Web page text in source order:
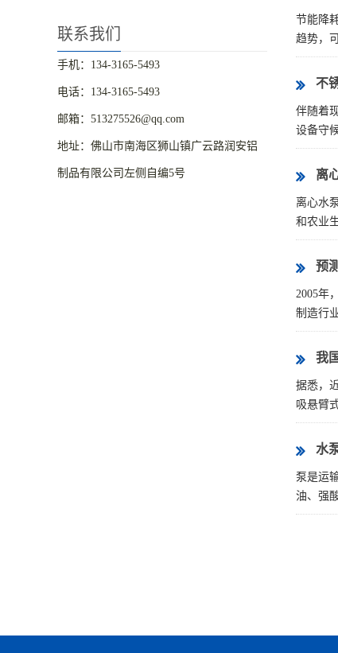
联系我们
手机：134-3165-5493
电话：134-3165-5493
邮箱：513275526@qq.com
地址：佛山市南海区狮山镇广云路润安铝
制品有限公司左侧自编5号
节能降
趋势，
不
伴随着
设备守
离
离心水
和农业
预
2005年
制造行
我
据悉，
吸悬臂
水
泵是运
油、强